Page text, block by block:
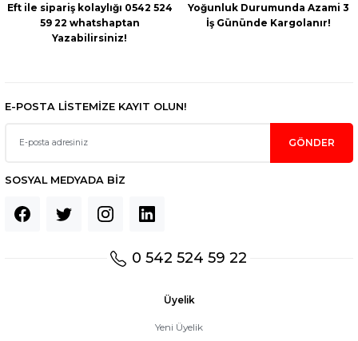
Eft ile sipariş kolaylığı 0542 524
59 22 whatshaptan
Yazabilirsiniz!
Yoğunluk Durumunda Azami 3
İş Gününde Kargolanır!
E-POSTA LİSTEMİZE KAYIT OLUN!
GÖNDER
SOSYAL MEDYADA BİZ
0 542 524 59 22
Üyelik
Yeni Üyelik